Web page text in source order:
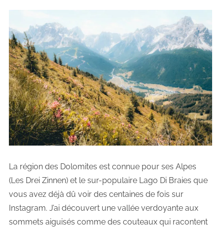
La région des Dolomites est connue pour ses Alpes
(Les Drei Zinnen) et le sur-populaire Lago Di Braies que
vous avez déjà dû voir des centaines de fois sur
Instagram. J’ai découvert une vallée verdoyante aux
sommets aiguisés comme des couteaux qui racontent